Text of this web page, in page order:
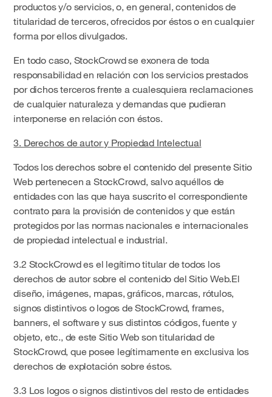
productos y/o servicios, o, en general, contenidos de
titularidad de terceros, ofrecidos por éstos o en cualquier
forma por ellos divulgados.
En todo caso, StockCrowd se exonera de toda
responsabilidad en relación con los servicios prestados
por dichos terceros frente a cualesquiera reclamaciones
de cualquier naturaleza y demandas que pudieran
interponerse en relación con éstos.
3. Derechos de autor y Propiedad Intelectual
Todos los derechos sobre el contenido del presente Sitio
Web pertenecen a StockCrowd, salvo aquéllos de
entidades con las que haya suscrito el correspondiente
contrato para la provisión de contenidos y que están
protegidos por las normas nacionales e internacionales
de propiedad intelectual e industrial.
3.2 StockCrowd es el legítimo titular de todos los
derechos de autor sobre el contenido del Sitio Web.El
diseño, imágenes, mapas, gráficos, marcas, rótulos,
signos distintivos o logos de StockCrowd, frames,
banners, el software y sus distintos códigos, fuente y
objeto, etc., de este Sitio Web son titularidad de
StockCrowd, que posee legítimamente en exclusiva los
derechos de explotación sobre éstos.
3.3 Los logos o signos distintivos del resto de entidades